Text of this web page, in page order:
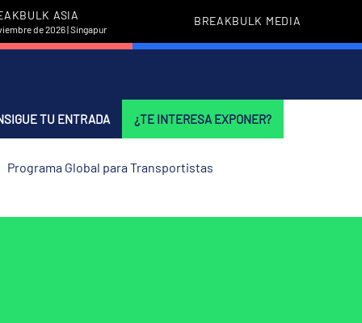
ASIA
de 2026 | Singapur
BREAKBULK MEDIA
TU ENTRADA ¿TE INTERESA EXPONER?
Programa Global para Transportistas